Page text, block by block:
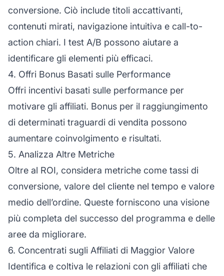
conversione. Ciò include titoli accattivanti,
contenuti mirati, navigazione intuitiva e call-to-
action chiari. I test A/B possono aiutare a
identificare gli elementi più efficaci.
4. Offri Bonus Basati sulle Performance
Offri incentivi basati sulle performance per
motivare gli affiliati. Bonus per il raggiungimento
di determinati traguardi di vendita possono
aumentare coinvolgimento e risultati.
5. Analizza Altre Metriche
Oltre al ROI, considera metriche come tassi di
conversione, valore del cliente nel tempo e valore
medio dell’ordine. Queste forniscono una visione
più completa del successo del programma e delle
aree da migliorare.
6. Concentrati sugli Affiliati di Maggior Valore
Identifica e coltiva le relazioni con gli affiliati che